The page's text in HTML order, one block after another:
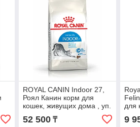
ROYAL CANIN Indoor 27,
Роял Канин корм для
кошек, живущих дома , уп.
52 500₸
для
уп.
9